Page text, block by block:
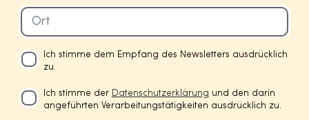
Ich stimme dem Empfang des Newsletters ausdrücklich
zu.
Ich stimme der Datenschutzerklärung und den darin
angeführten Verarbeitungstätigkeiten ausdrücklich zu.